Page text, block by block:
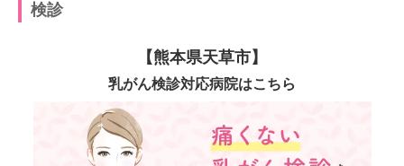
検診
【熊本県天草市】
乳がん検診対応病院はこちら